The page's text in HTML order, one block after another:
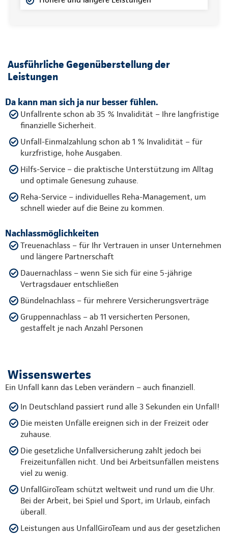
Ausführliche Gegenüberstellung der
Leistungen
Da kann man sich ja nur besser fühlen.
Unfallrente schon ab 35 % Invalidität – Ihre langfristige
finanzielle Sicherheit.
Unfall-Einmalzahlung schon ab 1 % Invalidität – für
kurzfristige, hohe Ausgaben.
Hilfs-Service – die praktische Unterstützung im Alltag
und optimale Genesung zuhause.
Reha-Service – individuelles Reha-Management, um
schnell wieder auf die Beine zu kommen.
Nachlassmöglichkeiten
Treuenachlass – für Ihr Vertrauen in unser Unternehmen
und längere Partnerschaft
Dauernachlass – wenn Sie sich für eine 5-jährige
Vertragsdauer entschließen
Bündelnachlass – für mehrere Versicherungsverträge
Gruppennachlass – ab 11 versicherten Personen,
gestaffelt je nach Anzahl Personen
Wissenswertes
Ein Unfall kann das Leben verändern – auch finanziell.
In Deutschland passiert rund alle 3 Sekunden ein Unfall!
Die meisten Unfälle ereignen sich in der Freizeit oder
zuhause.
Die gesetzliche Unfallversicherung zahlt jedoch bei
Freizeitunfällen nicht. Und bei Arbeitsunfällen meistens
viel zu wenig.
UnfallGiroTeam schützt weltweit und rund um die Uhr.
Bei der Arbeit, bei Spiel und Sport, im Urlaub, einfach
überall.
Leistungen aus UnfallGiroTeam und aus der gesetzlichen